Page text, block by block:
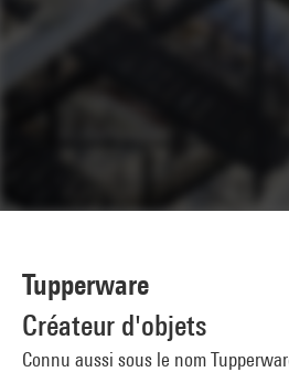
Tupperware
Créateur d'objets
Connu aussi sous le nom